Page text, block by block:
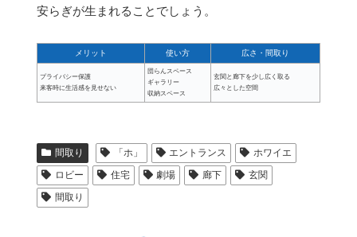
安らぎが生まれることでしょう。
メリット 使い方 広さ・間取り
プライバシー保護
来客時に生活感を見せない
団らんスペース
ギャラリー
収納スペース
玄関と廊下を少し広く取る
広々とした空間
間取り 「ホ」 エントランス
ホワイエ
ロビー
住宅 劇場 廊下
玄関
間取り